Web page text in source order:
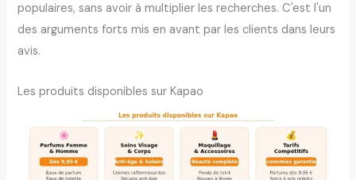
populaires, sans avoir à multiplier les recherches. C'est l'un
des arguments forts mis en avant par les clients dans leurs
avis.
Les produits disponibles sur Kapao